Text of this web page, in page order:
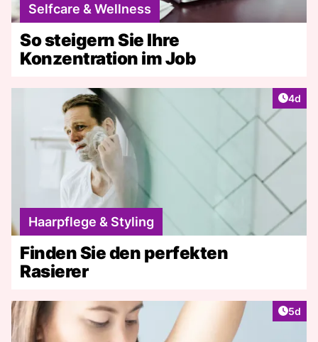
Selfcare & Wellness
So steigern Sie Ihre
Konzentration im Job
4d
Haarpflege & Styling
Finden Sie den perfekten
Rasierer
5d